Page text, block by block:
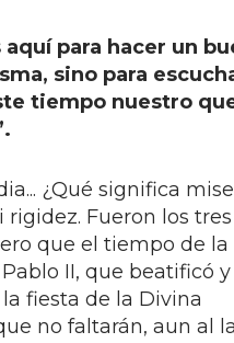
para hacer un
sino para
tiempo nuestro
¿Qué significa
Fueron los
que el tiempo de la
II, que beatificó y
fiesta de la Divina
no faltarán, aun al